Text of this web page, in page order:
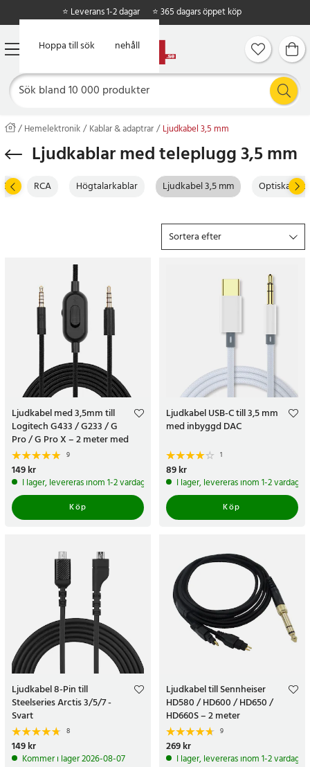
Hoppa till huvudinnehåll
Hoppa till sök
⭐ Leverans 1-2 dagar ⭐ 365 dagars öppet köp
Hemelektronik Kablar & adaptrar Ljudkabel 3,5 mm
Ljudkablar med teleplugg 3,5 mm
RCA Högtalarkablar Ljudkabel 3,5 mm Optiska
Sortera efter
Ljudkabel med 3,5mm till
Logitech G433 / G233 / G
Pro / G Pro X – 2 meter med
volymkontroll
9
Pris:149 kr
149 kr
I lager, levereras inom 1-2 vardagar
Köp
Ljudkabel USB-C till 3,5 mm
med inbyggd DAC
1
Pris:89 kr
89 kr
I lager, levereras inom 1-2 vardagar
Köp
Ljudkabel 8-Pin till
Steelseries Arctis 3/5/7 -
Svart
8
Pris:149 kr
149 kr
Kommer i lager 2026-08-07
Ljudkabel till Sennheiser
HD580 / HD600 / HD650 /
HD660S – 2 meter
9
Pris:269 kr
269 kr
I lager, levereras inom 1-2 vardagar